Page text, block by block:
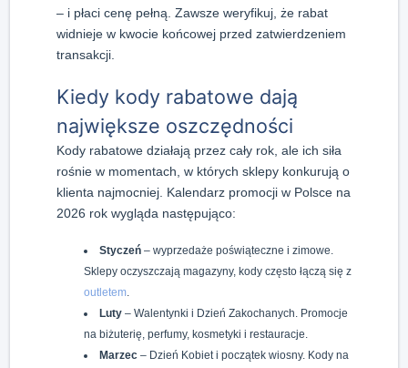
– i płaci cenę pełną. Zawsze weryfikuj, że rabat
widnieje w kwocie końcowej przed zatwierdzeniem
transakcji.
Kiedy kody rabatowe dają
największe oszczędności
Kody rabatowe działają przez cały rok, ale ich siła
rośnie w momentach, w których sklepy konkurują o
klienta najmocniej. Kalendarz promocji w Polsce na
2026 rok wygląda następująco:
Styczeń – wyprzedaże poświąteczne i zimowe.
Sklepy oczyszczają magazyny, kody często łączą się z
outletem.
Luty – Walentynki i Dzień Zakochanych. Promocje
na biżuterię, perfumy, kosmetyki i restauracje.
Marzec – Dzień Kobiet i początek wiosny. Kody na